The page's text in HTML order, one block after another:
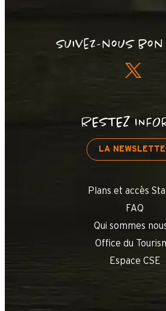
Suivez-nous
RESTEZ
LA
Plans et accès
FAQ
Qui sommes
Office du
Espace CSE